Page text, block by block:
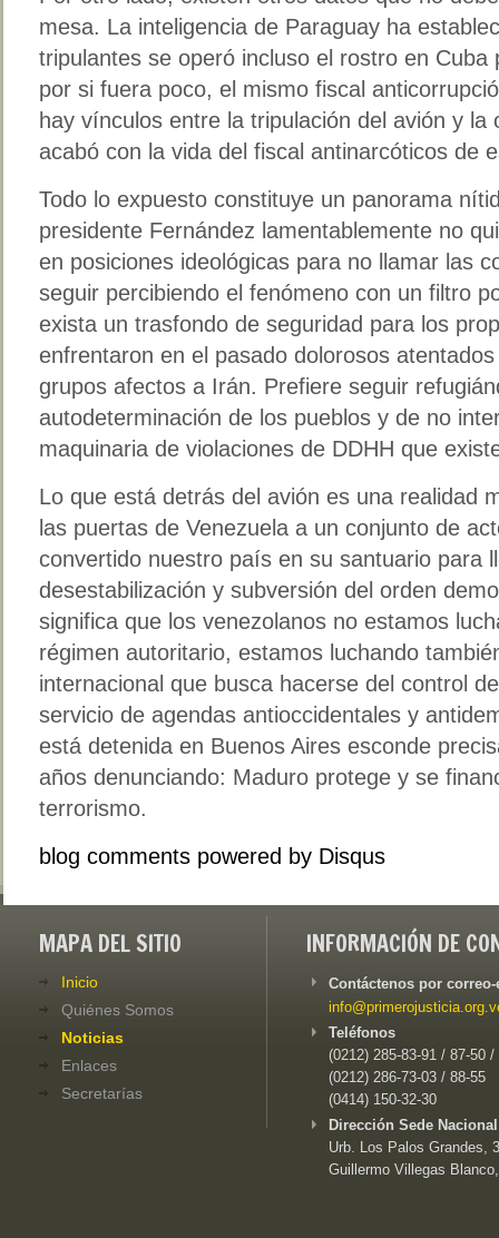
mesa. La inteligencia de Paraguay ha
tripulantes se operó incluso el rostro en Cuba
por si fuera poco, el mismo fiscal
hay vínculos entre la tripulación del avión y la
acabó con la vida del fiscal antinarcóticos de
Todo lo expuesto constituye un panorama
presidente Fernández lamentablemente no
en posiciones ideológicas para no llamar las
seguir percibiendo el fenómeno con un filtro
exista un trasfondo de seguridad para los
enfrentaron en el pasado dolorosos
grupos afectos a Irán. Prefiere seguir
autodeterminación de los pueblos y de no
maquinaria de violaciones de DDHH que
Lo que está detrás del avión es una realidad
las puertas de Venezuela a un conjunto de
convertido nuestro país en su santuario para
desestabilización y subversión del orden
significa que los venezolanos no estamos
régimen autoritario, estamos luchando
internacional que busca hacerse del control
servicio de agendas antioccidentales y
está detenida en Buenos Aires esconde
años denunciando: Maduro protege y se
terrorismo.
blog comments powered by Disqus
MAPA DEL SITIO
Inicio
Quiénes Somos
Noticias
Enlaces
Secretarías
INFORMACIÓN DE
Contáctenos por
Teléfonos
(0212) 285-83-91 / 87-50 /
(0212) 286-73-03 / 88-55
(0414) 150-32-30
Dirección Sede
Urb. Los Palos Grandes,
Guillermo Villegas